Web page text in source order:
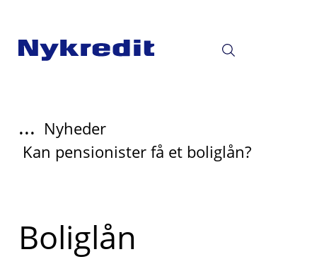
... Nyheder
Kan pensionister få et boliglån?
Boliglån